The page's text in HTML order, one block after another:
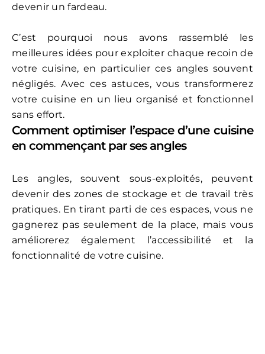
devenir un fardeau.
C’est pourquoi nous avons rassemblé les
meilleures idées pour exploiter chaque recoin de
votre cuisine, en particulier ces angles souvent
négligés. Avec ces astuces, vous transformerez
votre cuisine en un lieu organisé et fonctionnel
sans effort.
Comment optimiser l’espace d’une cuisine
en commençant par ses angles
Les angles, souvent sous-exploités, peuvent
devenir des zones de stockage et de travail très
pratiques. En tirant parti de ces espaces, vous ne
gagnerez pas seulement de la place, mais vous
améliorerez également l’accessibilité et la
fonctionnalité de votre cuisine.